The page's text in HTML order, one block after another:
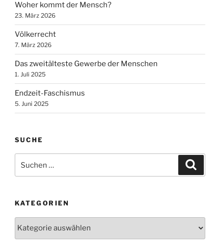
Woher kommt der Mensch?
23. März 2026
Völkerrecht
7. März 2026
Das zweitälteste Gewerbe der Menschen
1. Juli 2025
Endzeit-Faschismus
5. Juni 2025
SUCHE
nach:
KATEGORIEN